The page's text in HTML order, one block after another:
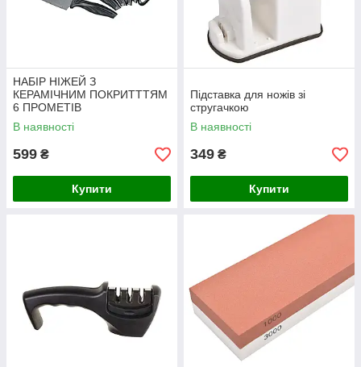
НАБІР НІЖЕЙ З
КЕРАМІЧНИМ ПОКРИТТТЯМ
6 ПРОМЕТІВ
В наявності
599 ₴
Купити
Підставка для ножів зі
стругачкою
В наявності
349 ₴
Купити